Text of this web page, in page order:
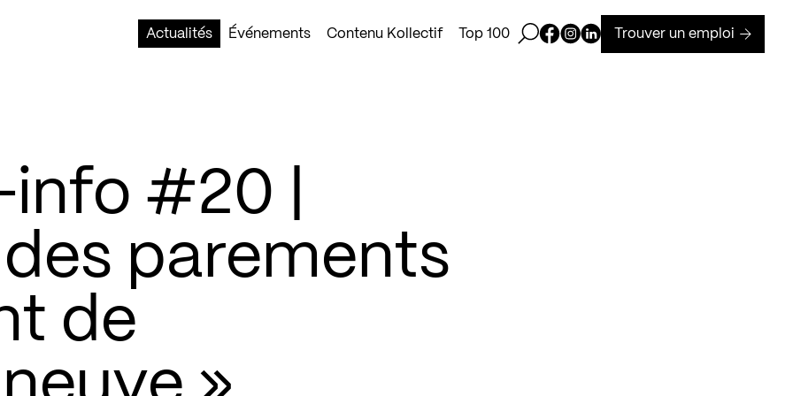
Actualités
Événements Contenu Kollectif Top 100 Ouvrir la barre de recherche
Page Facebook de Kollectif
Page Instagram de Kollectif
Page Linkedin de Kollectif
Trouver un emploi
#20 |
parements
de